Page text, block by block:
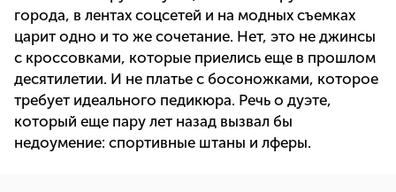
города, в лентах соцсетей и на модных съемках
царит одно и то же сочетание. Нет, это не джинсы
с кроссовками, которые приелись еще в прошлом
десятилетии. И не платье с босоножками, которое
требует идеального педикюра. Речь о дуэте,
который еще пару лет назад вызвал бы
недоумение: спортивные штаны и лферы.